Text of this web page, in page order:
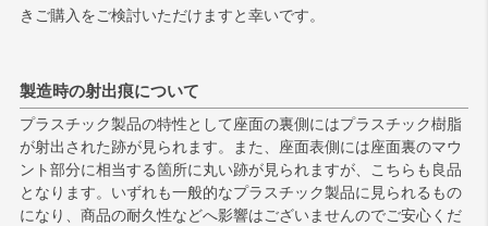
きご購入をご検討いただけますと幸いです。
製造時の射出痕について
プラスチック製品の特性として座面の裏側にはプラスチック樹脂
が射出された跡が見られます。また、座面表側には座面裏のマウ
ント部分に相当する箇所に丸い跡が見られますが、こちらも良品
となります。いずれも一般的なプラスチック製品に見られるもの
になり、商品の耐久性などへ影響はございませんのでご安心くだ